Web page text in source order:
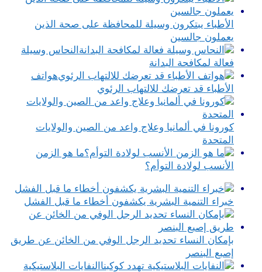
الأطباء يبتكرون وسيلة للمحافظة على صحة الذين
يعملون جالسين
النحاس وسيلة
فعالة لمكافحة البدانة
هواتف
الأطباء قد تعرضك للالتهاب الرئوي
كورونا في ألمانيا وعلاج واعد من الصين والولايات
المتحدة
ما هو الزمن
الأنسب لولادة التوأم؟
خبراء التنمية البشرية يكشفون أخطاء ما قبل الفشل
بإمكان النساء تحديد الرجل الوفي من الخائن عن طريق
إصبع البنصر
النفايات البلاستيكية